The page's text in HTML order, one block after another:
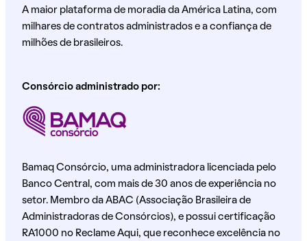
A maior plataforma de moradia da América Latina, com
milhares de contratos administrados e a confiança de
milhões de brasileiros.
Consórcio administrado por:
Bamaq Consórcio, uma administradora licenciada pelo
Banco Central, com mais de 30 anos de experiência no
setor. Membro da ABAC (Associação Brasileira de
Administradoras de Consórcios), e possui certificação
RA1000 no Reclame Aqui, que reconhece excelência no